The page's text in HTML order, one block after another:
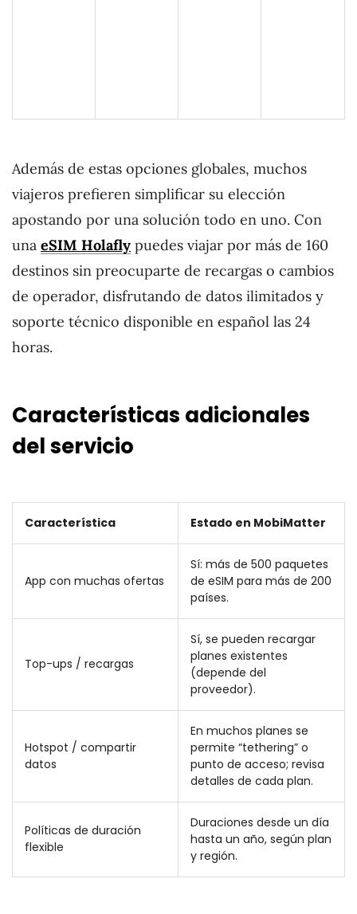
Además de estas opciones globales, muchos
viajeros prefieren simplificar su elección
apostando por una solución todo en uno. Con
una eSIM Holafly puedes viajar por más de 160
destinos sin preocuparte de recargas o cambios
de operador, disfrutando de datos ilimitados y
soporte técnico disponible en español las 24
horas.
Características adicionales
del servicio
Característica Estado en MobiMatter
App con muchas ofertas
Sí: más de 500 paquetes
de eSIM para más de 200
países.
Top-ups / recargas
Sí, se pueden recargar
planes existentes
(depende del
proveedor).
Hotspot / compartir
datos
En muchos planes se
permite “tethering” o
punto de acceso; revisa
detalles de cada plan.
Políticas de duración
flexible
Duraciones desde un día
hasta un año, según plan
y región.